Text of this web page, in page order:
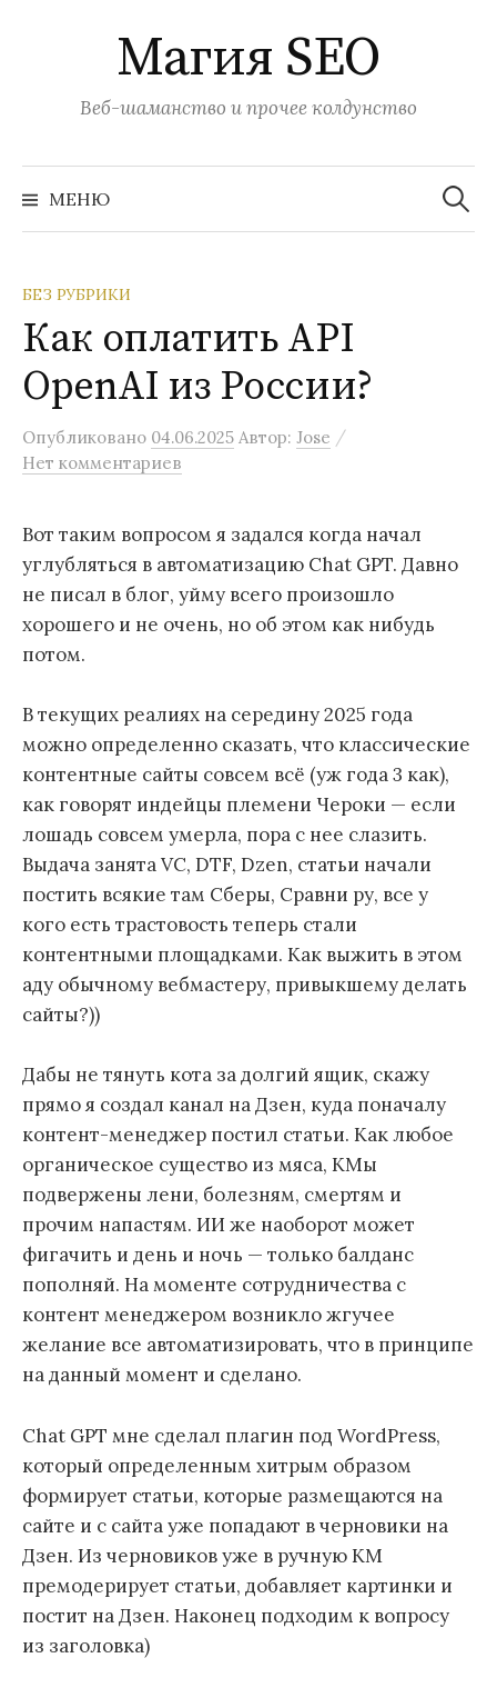
т
и
о
е
р
ж
и
м
м
Магия SEO
Веб-шаманство и прочее колдунство
МЕНЮ а
й
БЕЗ РУБРИКИ
Как оплатить API
OpenAI из России?
Опубликовано 04.06.2025 Автор: Jose /
Нет комментариев
Вот таким вопросом я задался когда начал
углубляться в автоматизацию Chat GPT. Давно
не писал в блог, уйму всего произошло
хорошего и не очень, но об этом как нибудь
потом.
В текущих реалиях на середину 2025 года
можно определенно сказать, что классические
контентные сайты совсем всё (уж года 3 как),
как говорят индейцы племени Чероки — если
лошадь совсем умерла, пора с нее слазить.
Выдача занята VC, DTF, Dzen, статьи начали
постить всякие там Сберы, Сравни ру, все у
кого есть трастовость теперь стали
контентными площадками. Как выжить в этом
аду обычному вебмастеру, привыкшему делать
сайты?))
Дабы не тянуть кота за долгий ящик, скажу
прямо я создал канал на Дзен, куда поначалу
контент-менеджер постил статьи. Как любое
органическое существо из мяса, КМы
подвержены лени, болезням, смертям и
прочим напастям. ИИ же наоборот может
фигачить и день и ночь — только балданс
пополняй. На моменте сотрудничества с
контент менеджером возникло жгучее
желание все автоматизировать, что в принципе
на данный момент и сделано.
Chat GPT мне сделал плагин под WordPress,
который определенным хитрым образом
формирует статьи, которые размещаются на
сайте и с сайта уже попадают в черновики на
Дзен. Из черновиков уже в ручную КМ
премодерирует статьи, добавляет картинки и
постит на Дзен. Наконец подходим к вопросу
из заголовка)